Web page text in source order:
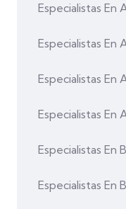
Especialistas En
Especialistas En
Especialistas En
Especialistas En
Especialistas En
Especialistas En